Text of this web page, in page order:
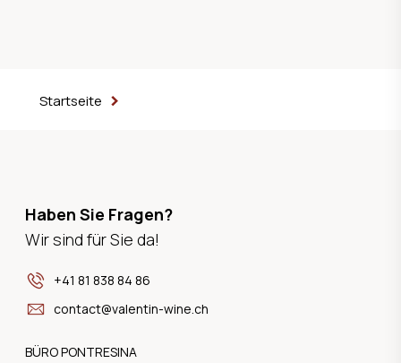
Startseite
Haben Sie Fragen?
Wir sind für Sie da!
+41 81 838 84 86
contact@valentin-wine.ch
BÜRO PONTRESINA